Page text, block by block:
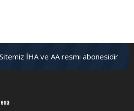
Sitemiz İHA ve AA resmi abonesidir